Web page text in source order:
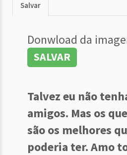
Salvar
Donwload da
SALVAR
Talvez eu não
amigos. Mas os
são os melhores
poderia ter. Amo